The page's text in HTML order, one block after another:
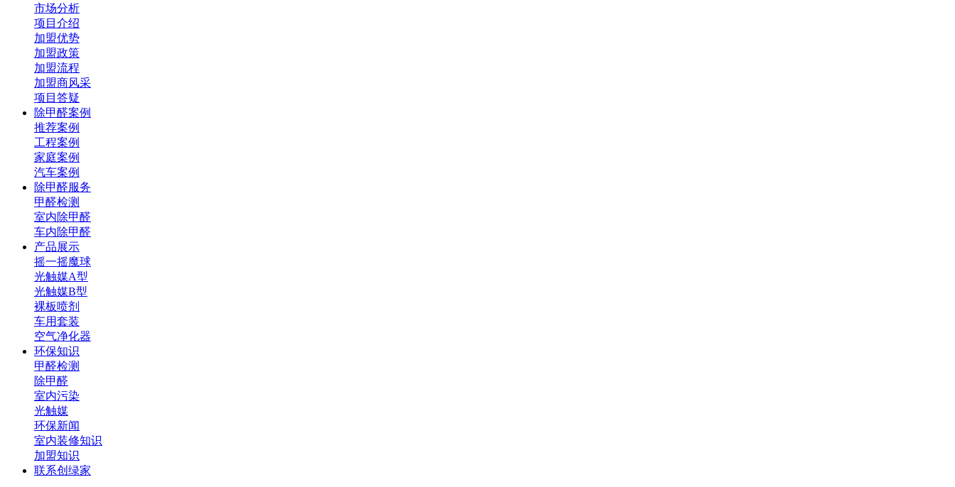
市场分析
项目介绍
加盟优势
加盟政策
加盟流程
加盟商风采
项目答疑
除甲醛案例
推荐案例
工程案例
家庭案例
汽车案例
除甲醛服务
甲醛检测
室内除甲醛
车内除甲醛
产品展示
摇一摇魔球
光触媒A型
光触媒B型
裸板喷剂
车用套装
空气净化器
环保知识
甲醛检测
除甲醛
室内污染
光触媒
环保新闻
室内装修知识
加盟知识
联系创绿家